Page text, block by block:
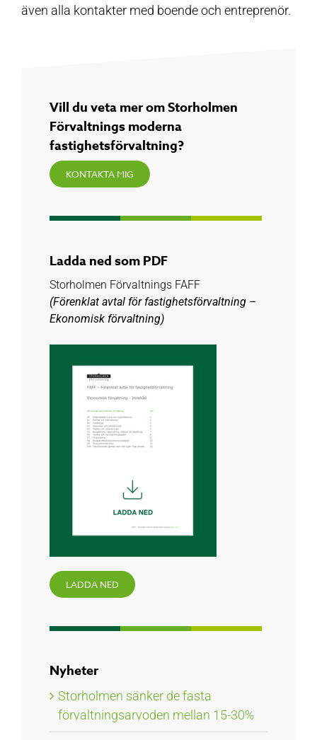
även alla kontakter med boende och entreprenör.
Vill du veta mer om Storholmen
Förvaltnings moderna
fastighetsförvaltning?
KONTAKTA MIG
Ladda ned som PDF
Storholmen Förvaltnings FAFF
(Förenklat avtal för fastighetsförvaltning –
Ekonomisk förvaltning)
LADDA NED
Nyheter
Storholmen sänker de fasta
förvaltningsarvoden mellan 15-30%